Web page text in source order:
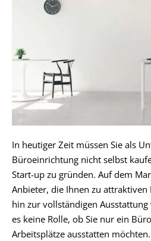
In heutiger Zeit müssen Sie als
Büroeinrichtung nicht selbst
Start-up zu gründen. Auf dem
Anbieter, die Ihnen zu
hin zur vollständigen
es keine Rolle, ob Sie nur ein
Arbeitsplätze ausstatten